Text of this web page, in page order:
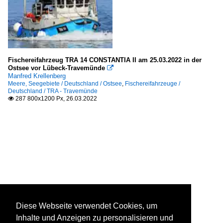
Fischereifahrzeug TRA 14 CONSTANTIA II am 25.03.2022 in der
Ostsee vor Lübeck-Travemünde 
Manfred Krellenberg
Meere, Seegebiete / Deutschland / Ostsee, Fischereifahrzeuge /
Deutschland / TRA - Travemünde
 287 800x1200 Px, 26.03.2022
Diese Webseite verwendet Cookies, um
Inhalte und Anzeigen zu personalisieren und